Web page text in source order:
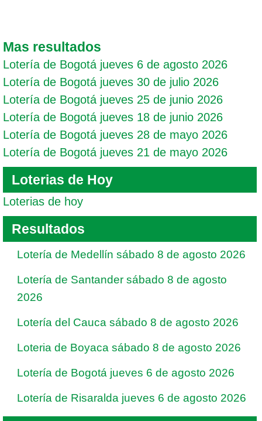
Mas resultados
Lotería de Bogotá jueves 6 de agosto 2026
Lotería de Bogotá jueves 30 de julio 2026
Lotería de Bogotá jueves 25 de junio 2026
Lotería de Bogotá jueves 18 de junio 2026
Lotería de Bogotá jueves 28 de mayo 2026
Lotería de Bogotá jueves 21 de mayo 2026
Loterias de Hoy
Loterias de hoy
Resultados
Lotería de Medellín sábado 8 de agosto 2026
Lotería de Santander sábado 8 de agosto
2026
Lotería del Cauca sábado 8 de agosto 2026
Loteria de Boyaca sábado 8 de agosto 2026
Lotería de Bogotá jueves 6 de agosto 2026
Lotería de Risaralda jueves 6 de agosto 2026